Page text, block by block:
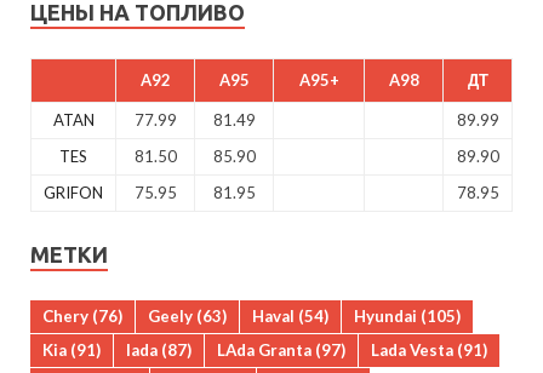
ЦЕНЫ НА ТОПЛИВО
A92 A95 A95+ A98 ДТ
ATAN 77.99 81.49
89.99
TES
81.50 85.90
89.90
GRIFON
75.95 81.95 78.95
МЕТКИ
Chery (76) Geely (63) Haval (54) Hyundai (105)
Kia (91) lada (87) LAda Granta (97) Lada Vesta (91)